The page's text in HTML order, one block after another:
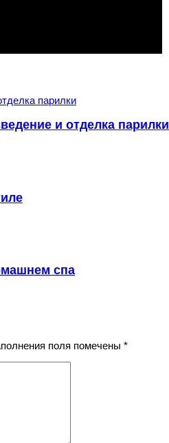
и отделка парилки
спа
поля помечены *